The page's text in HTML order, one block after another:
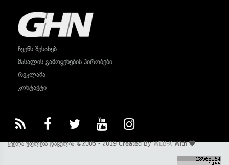
ჩვენს შესახებ
მასალის გამოყენების პირობები
რეკლამა
კონტაქტი
ყველა უფლება დაცულია ©2005 - 2019 Created ByWEB-XWith